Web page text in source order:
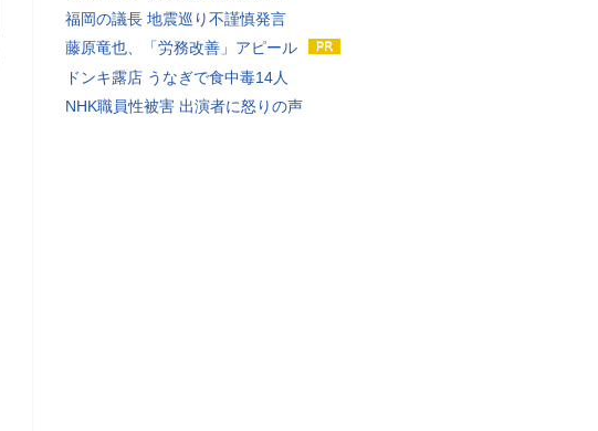
福岡の議長 地震巡り不謹慎発言
藤原竜也、「労務改善」アピール
ドンキ露店 うなぎで食中毒14人
NHK職員性被害 出演者に怒りの声